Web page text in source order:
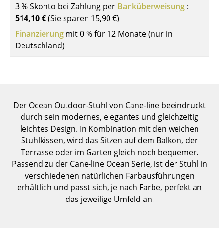
Kindertische
Gartentische
Servierwagen
Aufbewahren
Regale & Schränke
Bücherregale
Wandregale
Sideboards & Kommoden
3 % Skonto bei Zahlung per Banküberweisung :
514,10 €(Sie sparen 15,90 €)
Finanzierung mit 0 % für 12 Monate (nur in
Deutschland)
Der Ocean Outdoor-Stuhl von Cane-line beeindruckt
durch sein modernes, elegantes und gleichzeitig
leichtes Design. In Kombination mit den weichen
Stuhlkissen, wird das Sitzen auf dem Balkon, der
Terrasse oder im Garten gleich noch bequemer.
Passend zu der Cane-line Ocean Serie, ist der Stuhl in
verschiedenen natürlichen Farbausführungen
erhältlich und passt sich, je nach Farbe, perfekt an
das jeweilige Umfeld an.